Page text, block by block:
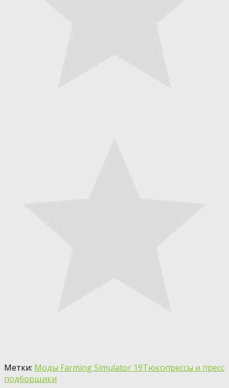
Метки: Моды Farming Simulator 19Тюкопрессы и пресс
подборщики